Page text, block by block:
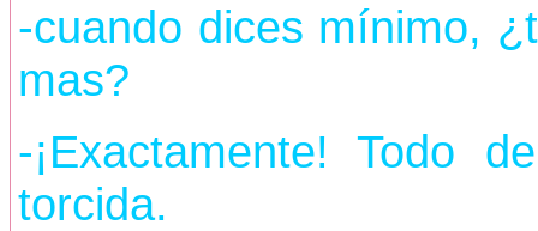
-cuando dices mínimo,
mas?
-¡Exactamente! Todo
torcida.